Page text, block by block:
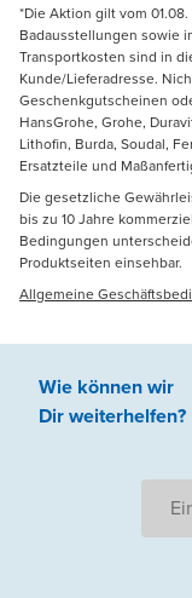
*Die Aktion gilt vom
Badausstellungen sowie
Transportkosten sind in
Kunde/Lieferadresse.
Geschenkgutscheinen
HansGrohe, Grohe,
Lithofin, Burda, Soudal,
Ersatzteile und
Die gesetzliche
bis zu 10 Jahre
Bedingungen
Produktseiten einsehbar.
Allgemeine
Wie können wir
Dir weiterhelfen?